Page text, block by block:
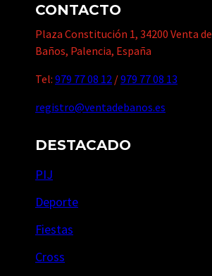
CONTACTO
Plaza Constitución 1, 34200 Venta de
Baños, Palencia, España
Tel: 979 77 08 12 /979 77 08 13
registro@ventadebanos.es
DESTACADO
PIJ
Deporte
Fiestas
Cross